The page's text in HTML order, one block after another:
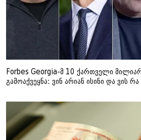
Forbes Georgia-მ 10 ქართველი
გამოაქვეყნა: ვინ არიან ისინი და ვის რა